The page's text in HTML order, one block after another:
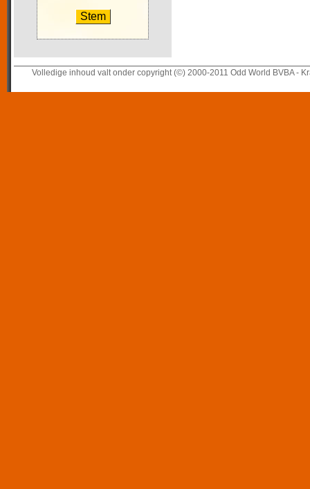
Volledige inhoud valt onder copyright (©) 2000-2011 Odd World BVBA -